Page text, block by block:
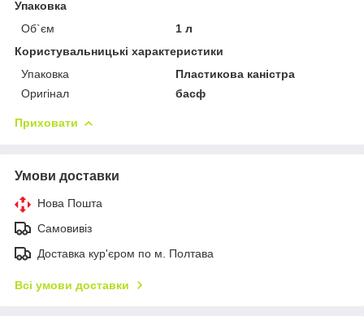
Упаковка
Об`єм
1 л
Користувальницькі характеристики
Упаковка
Пластикова каністра
Оригінал
басф
Приховати
Умови доставки
Нова Пошта
Самовивіз
Доставка кур'єром по м. Полтава
Всі умови доставки